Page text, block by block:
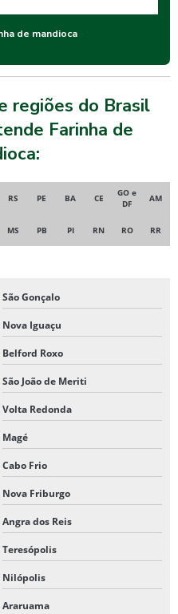
de mandioca
regiões do Brasil
Farinha de
RS PE BA CE
GO e
DF
AM
MS PB PI RN RO RR
São Gonçalo
Nova Iguaçu
Belford Roxo
São João de Meriti
Volta Redonda
Magé
Cabo Frio
Nova Friburgo
Angra dos Reis
Teresópolis
Nilópolis
Araruama